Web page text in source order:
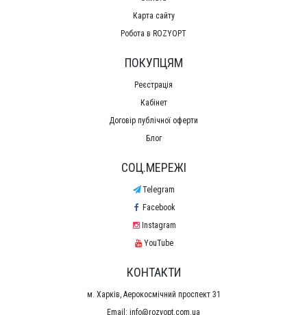
Карта сайту
Робота в ROZYOPT
ПОКУПЦЯМ
Реєстрація
Кабінет
Договір публічної оферти
Блог
СОЦ.МЕРЕЖІ
Telegram
Facebook
Instagram
YouTube
КОНТАКТИ
м. Харків, Аерокосмічний проспект 31
Email: info@rozyopt.com.ua